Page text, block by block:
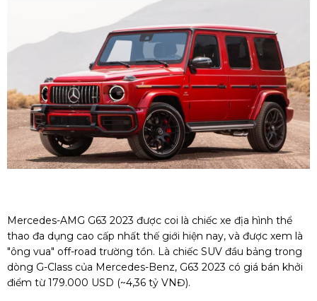
Mercedes-AMG G63 2023 được coi là chiếc xe địa hình thể
thao đa dụng cao cấp nhất thế giới hiện nay, và được xem là
"ông vua" off-road trường tồn. Là chiếc SUV đầu bảng trong
dòng G-Class của Mercedes-Benz, G63 2023 có giá bán khởi
điểm từ 179.000 USD (~4,36 tỷ VNĐ).